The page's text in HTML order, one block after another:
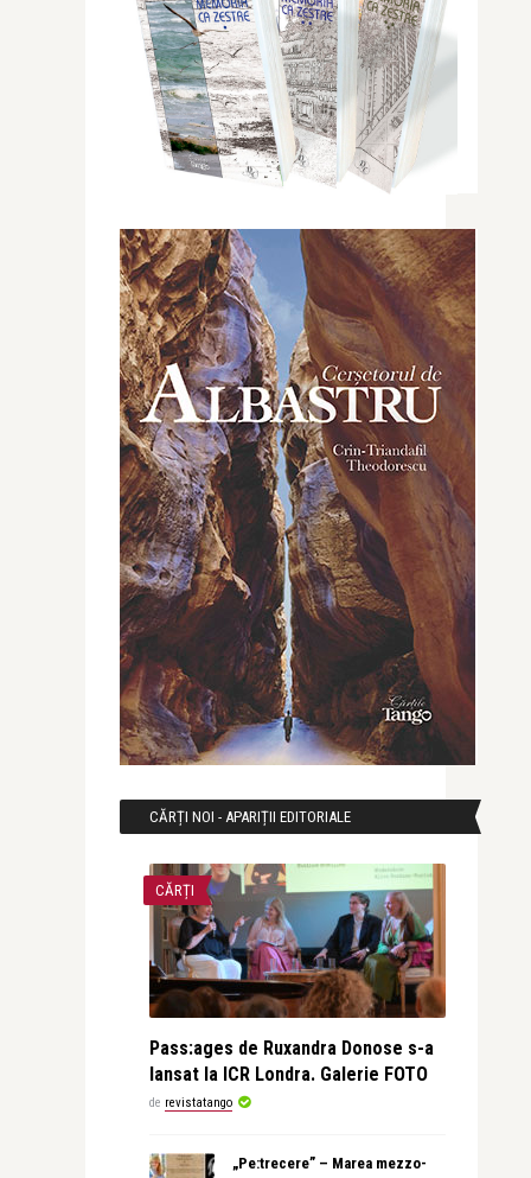
CĂRȚI NOI - APARIȚII EDITORIALE
CĂRȚI
Pass:ages de Ruxandra Donose s-a
lansat la ICR Londra. Galerie FOTO
de revistatango
„Pe:trecere” – Marea mezzo-